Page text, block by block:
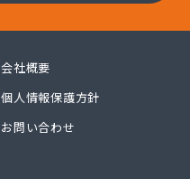
会社概要
個人情報保護方針
お問い合わせ